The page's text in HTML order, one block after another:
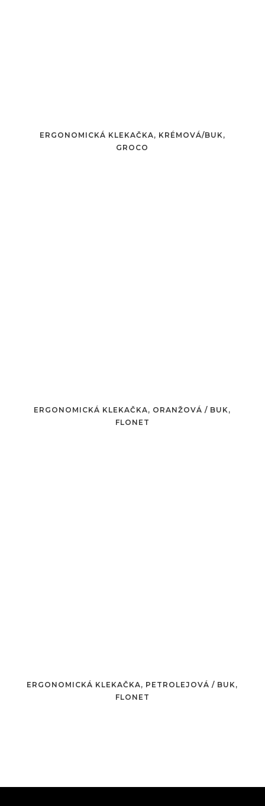
ERGONOMICKÁ KLEKAČKA, KRÉMOVÁ/BUK,
GROCO
ERGONOMICKÁ KLEKAČKA, ORANŽOVÁ / BUK,
FLONET
ERGONOMICKÁ KLEKAČKA, PETROLEJOVÁ / BUK,
FLONET